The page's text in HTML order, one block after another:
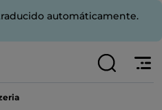
automáticamente.